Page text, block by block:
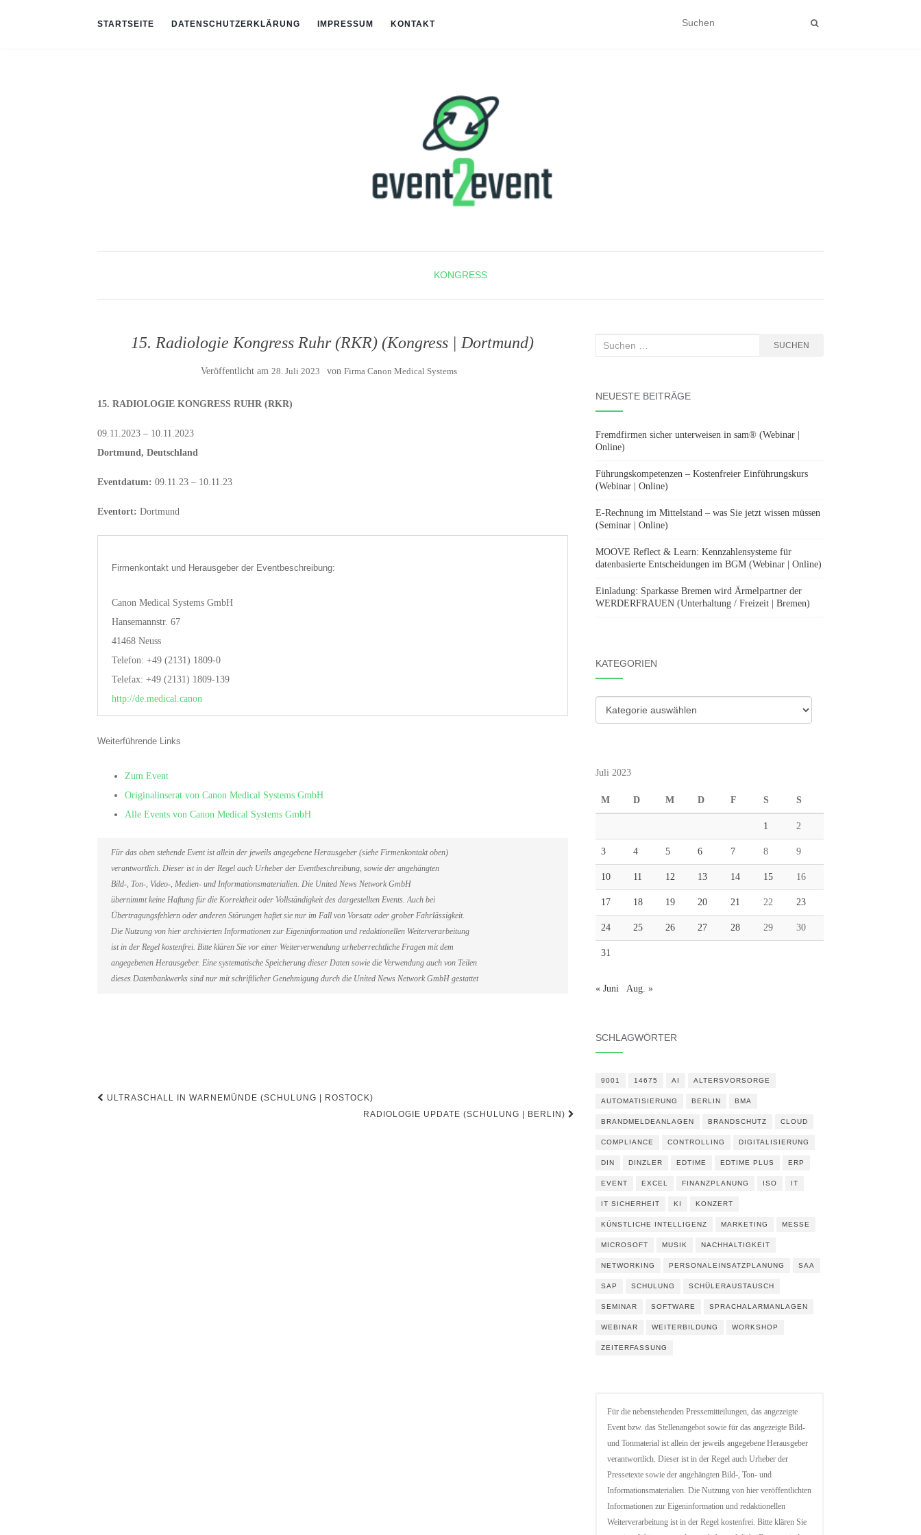
STARTSEITE DATENSCHUTZERKLÄRUNG IMPRESSUM KONTAKT
KONGRESS
15. Radiologie Kongress Ruhr (RKR) (Kongress | Dortmund)
Veröffentlicht am28. Juli 2023 vonFirma Canon Medical Systems
15. RADIOLOGIE KONGRESS RUHR (RKR)
09.11.2023 – 10.11.2023
Dortmund, Deutschland
Eventdatum: 09.11.23 – 10.11.23
Eventort: Dortmund
Firmenkontakt und Herausgeber der Eventbeschreibung:
Canon Medical Systems GmbH
Hansemannstr. 67
41468 Neuss
Telefon: +49 (2131) 1809-0
Telefax: +49 (2131) 1809-139
http://de.medical.canon
Weiterführende Links
Zum Event
Originalinserat von Canon Medical Systems GmbH
Alle Events von Canon Medical Systems GmbH
Für das oben stehende Event ist allein der jeweils angegebene Herausgeber (siehe Firmenkontakt oben)
verantwortlich. Dieser ist in der Regel auch Urheber der Eventbeschreibung, sowie der angehängten
Bild-, Ton-, Video-, Medien- und Informationsmaterialien. Die United News Network GmbH
übernimmt keine Haftung für die Korrektheit oder Vollständigkeit des dargestellten Events. Auch bei
Übertragungsfehlern oder anderen Störungen haftet sie nur im Fall von Vorsatz oder grober Fahrlässigkeit.
Die Nutzung von hier archivierten Informationen zur Eigeninformation und redaktionellen Weiterverarbeitung
ist in der Regel kostenfrei. Bitte klären Sie vor einer Weiterverwendung urheberrechtliche Fragen mit dem
angegebenen Herausgeber. Eine systematische Speicherung dieser Daten sowie die Verwendung auch von Teilen
dieses Datenbankwerks sind nur mit schriftlicher Genehmigung durch die United News Network GmbH gestattet
Beitragsnavigation
ULTRASCHALL IN WARNEMÜNDE (SCHULUNG | ROSTOCK)
RADIOLOGIE UPDATE (SCHULUNG | BERLIN)
Suchen
SUCHEN
NEUESTE BEITRÄGE
Fremdfirmen sicher unterweisen in sam® (Webinar |
Online)
Führungskompetenzen – Kostenfreier Einführungskurs
(Webinar | Online)
E-Rechnung im Mittelstand – was Sie jetzt wissen müssen
(Seminar | Online)
MOOVE Reflect & Learn: Kennzahlensysteme für
datenbasierte Entscheidungen im BGM (Webinar | Online)
Einladung: Sparkasse Bremen wird Ärmelpartner der
WERDERFRAUEN (Unterhaltung / Freizeit | Bremen)
KATEGORIEN
Kategorien
Juli 2023
M D M D F S S
1 2
3 4 5 6 7 8 9
10 11 12 13 14 15 16
17 18 19 20 21 22 23
24 25 26 27 28 29 30
31
« Juni Aug. »
SCHLAGWÖRTER
9001 14675 AI ALTERSVORSORGE
AUTOMATISIERUNG BERLIN BMA
BRANDMELDEANLAGEN BRANDSCHUTZ CLOUD
COMPLIANCE CONTROLLING DIGITALISIERUNG
DIN DINZLER EDTIME EDTIME PLUS ERP
EVENT EXCEL FINANZPLANUNG ISO IT
IT SICHERHEIT KI KONZERT
KÜNSTLICHE INTELLIGENZ MARKETING MESSE
MICROSOFT MUSIK NACHHALTIGKEIT
NETWORKING PERSONALEINSATZPLANUNG SAA
SAP SCHULUNG SCHÜLERAUSTAUSCH
SEMINAR SOFTWARE SPRACHALARMANLAGEN
WEBINAR WEITERBILDUNG WORKSHOP
ZEITERFASSUNG
Für die nebenstehenden Pressemitteilungen, das angezeigte
Event bzw. das Stellenangebot sowie für das angezeigte Bild-
und Tonmaterial ist allein der jeweils angegebene Herausgeber
verantwortlich. Dieser ist in der Regel auch Urheber der
Pressetexte sowie der angehängten Bild-, Ton- und
Informationsmaterialien. Die Nutzung von hier veröffentlichten
Informationen zur Eigeninformation und redaktionellen
Weiterverarbeitung ist in der Regel kostenfrei. Bitte klären Sie